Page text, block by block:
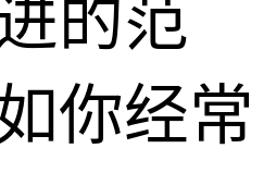
的范
你经常